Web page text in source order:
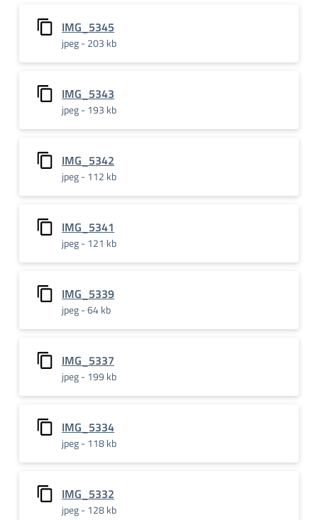
IMG_5345
jpeg - 203 kb
IMG_5343
jpeg - 193 kb
IMG_5342
jpeg - 112 kb
IMG_5341
jpeg - 121 kb
IMG_5339
jpeg - 64 kb
IMG_5337
jpeg - 199 kb
IMG_5334
jpeg - 118 kb
IMG_5332
jpeg - 128 kb